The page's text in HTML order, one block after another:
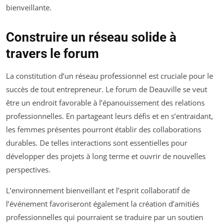
bienveillante.
Construire un réseau solide à
travers le forum
La constitution d’un réseau professionnel est cruciale pour le
succès de tout entrepreneur. Le forum de Deauville se veut
être un endroit favorable à l’épanouissement des relations
professionnelles. En partageant leurs défis et en s’entraidant,
les femmes présentes pourront établir des collaborations
durables. De telles interactions sont essentielles pour
développer des projets à long terme et ouvrir de nouvelles
perspectives.
L’environnement bienveillant et l’esprit collaboratif de
l’événement favoriseront également la création d’amitiés
professionnelles qui pourraient se traduire par un soutien